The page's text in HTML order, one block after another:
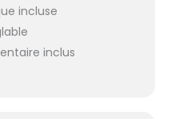
incluse
inclus